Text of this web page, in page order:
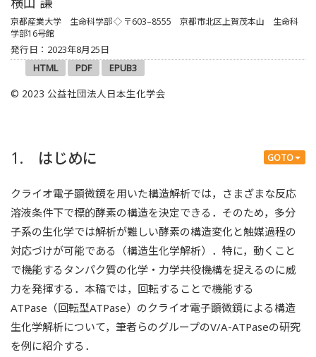
京都産業大学 生命科学部◇ 〒603–8555 京都市北区上賀茂本山 生命科
学部16号館
発行日：2023年8月25日
HTML
PDF EPUB3
© 2023 公益社団法人日本生化学会
GOTO
1. はじめに
クライオ電子顕微鏡を用いた構造解析では，さまざまな反応
溶液条件下で標的酵素の構造を決定できる．そのため，多分
子系の生化学では解析が難しい酵素の構造変化と触媒過程の
対応づけが可能である（構造生化学解析）．特に，動くこと
で機能するタンパク質の化学・力学共役機構を捉えるのに威
力を発揮する．本稿では，回転することで機能する
ATPase（回転型ATPase）のクライオ電子顕微鏡による構造
生化学解析について，筆者らのグループのV/A-ATPaseの研究
を例に紹介する．